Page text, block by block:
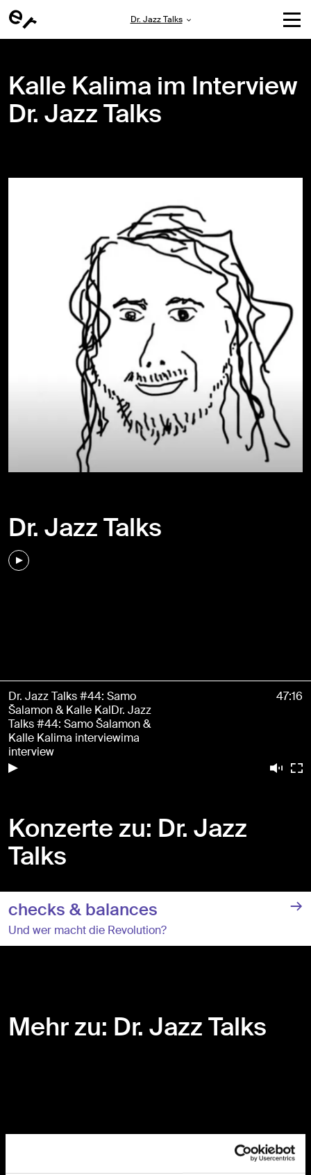
Dr. Jazz Talks
Kalle Kalima im Interview
Dr. Jazz Talks
Dr. Jazz Talks
Dr. Jazz Talks #44: Samo
Šalamon & Kalle KalDr. Jazz
Talks #44: Samo Šalamon &
Kalle Kalima interviewima
interview
47:16
Konzerte zu: Dr. Jazz
Talks
checks & balances
Und wer macht die Revolution?
Mehr zu: Dr. Jazz Talks